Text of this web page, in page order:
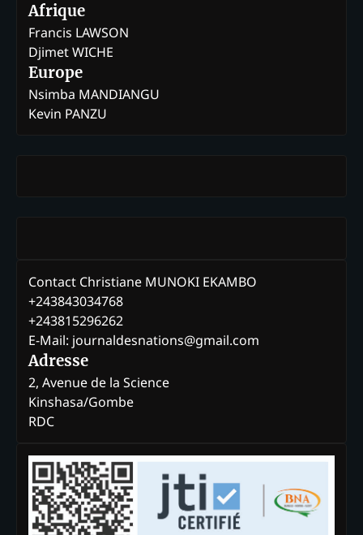
Afrique
Francis LAWSON
Djimet WICHE
Europe
Nsimba MANDIANGU
Kevin PANZU
Contact Christiane MUNOKI EKAMBO
+243843034768
+243815296262
E-Mail: journaldesnations@gmail.com
Adresse
2, Avenue de la Science
Kinshasa/Gombe
RDC